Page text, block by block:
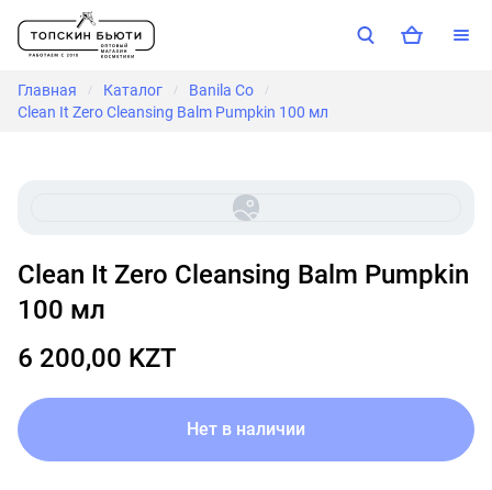
Главная / Каталог / Banila Co /
Clean It Zero Cleansing Balm Pumpkin 100 мл
Clean It Zero Cleansing Balm Pumpkin
100 мл
6 200,00 KZT
Нет в наличии